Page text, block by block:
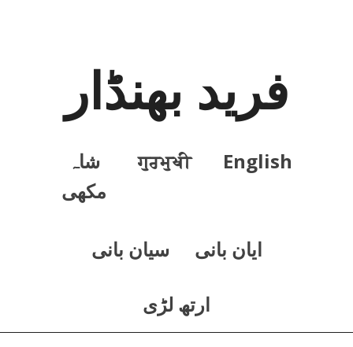
فرید بھنڈار
English
ਗੁਰਮੁਖੀ
شاہ
مکھی
ايان بانی سيان بانی
ارتھ لڑی